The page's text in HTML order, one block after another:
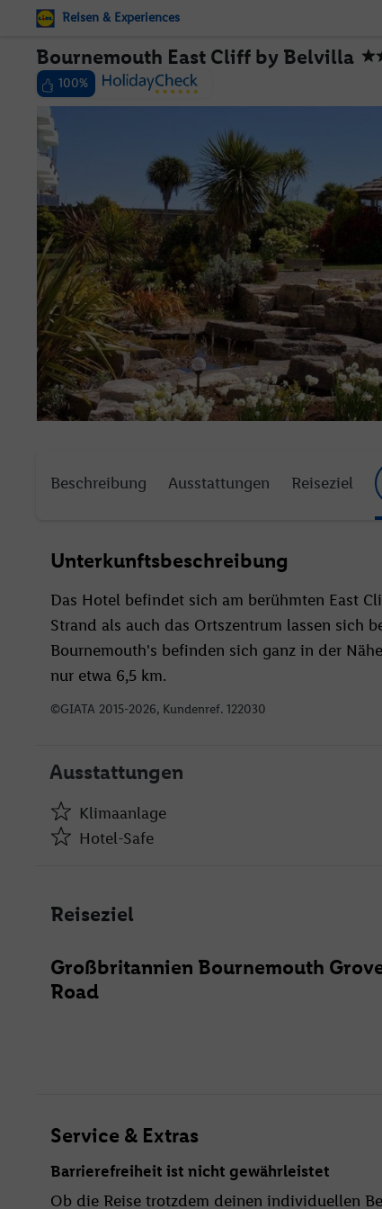
Reisen & Experiences
Bournemouth East Cliff by Belvilla
100%
Beschreibung Ausstattungen Reiseziel
Unterkunftsbeschreibung
Das Hotel befindet sich am berühmten East
Strand als auch das Ortszentrum lassen sich
Bournemouth's befinden sich ganz in der
nur etwa 6,5 km.
©GIATA 2015-2026, Kundenref. 122030
Ausstattungen
Klimaanlage
Hotel-Safe
Hotel-Safe
Friseur
Öffentliches Internet
Zimmerservice
24h Rezeption
Kinderpool/-bereich
Sonnenschirme
Reiseziel
Großbritannien Bournemouth
Road
Service & Extras
Barrierefreiheit ist nicht gewährleistet
Ob die Reise trotzdem deinen individuellen